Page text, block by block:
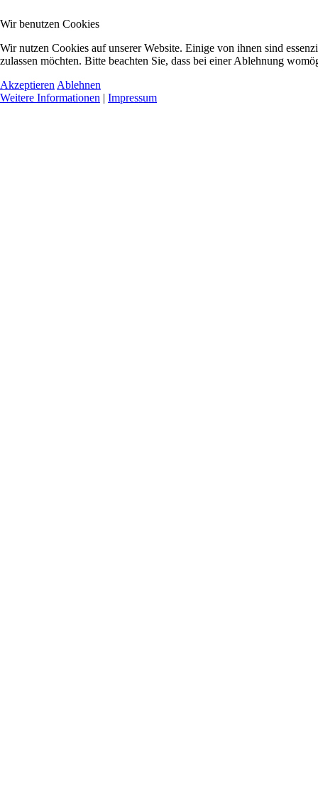
Wir benutzen Cookies
Wir nutzen Cookies auf unserer Website. Einige von ihnen sind
zulassen möchten. Bitte beachten Sie, dass bei einer Ablehnung
Akzeptieren Ablehnen
Weitere Informationen | Impressum